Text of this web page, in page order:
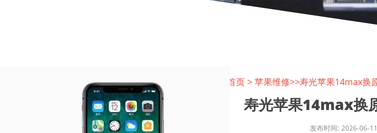
首页 > 苹果维修>>寿光苹果14max换
寿光苹果14max换
发布时间: 2026-06-